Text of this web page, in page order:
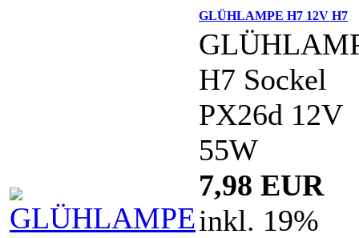
GLÜHLAMPE H7 12V H7
H7 Sockel
PX26d 12V
55W
7,98 EUR
inkl. 19%